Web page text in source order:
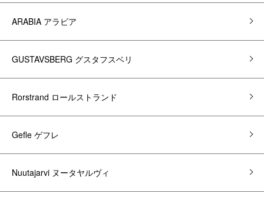
ARABIA アラビア
GUSTAVSBERG グスタフスベリ
Rorstrand ロールストランド
Gefle ゲフレ
Nuutajarvi ヌータヤルヴィ